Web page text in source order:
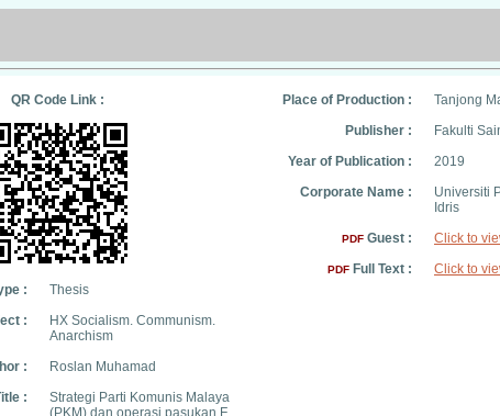
QR Code Link :
:
Thesis
:
HX Socialism. Communism.
Anarchism
:
Roslan Muhamad
:
Strategi Parti Komunis Malaya
(PKM) dan operasi pasukan F
Place of Production :
Tanjong
Publisher :
Fakulti
Year of Publication :
2019
Corporate Name :
Universiti
Idris
PDF Guest : Click to
PDF Full Text : Click to